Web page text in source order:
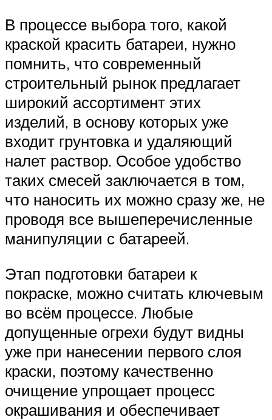
В процессе выбора того, какой
краской красить батареи, нужно
помнить, что современный
строительный рынок предлагает
широкий ассортимент этих
изделий, в основу которых уже
входит грунтовка и удаляющий
налет раствор. Особое удобство
таких смесей заключается в том,
что наносить их можно сразу же, не
проводя все вышеперечисленные
манипуляции с батареей.
Этап подготовки батареи к
покраске, можно считать ключевым
во всём процессе. Любые
допущенные огрехи будут видны
уже при нанесении первого слоя
краски, поэтому качественно
очищение упрощает процесс
окрашивания и обеспечивает